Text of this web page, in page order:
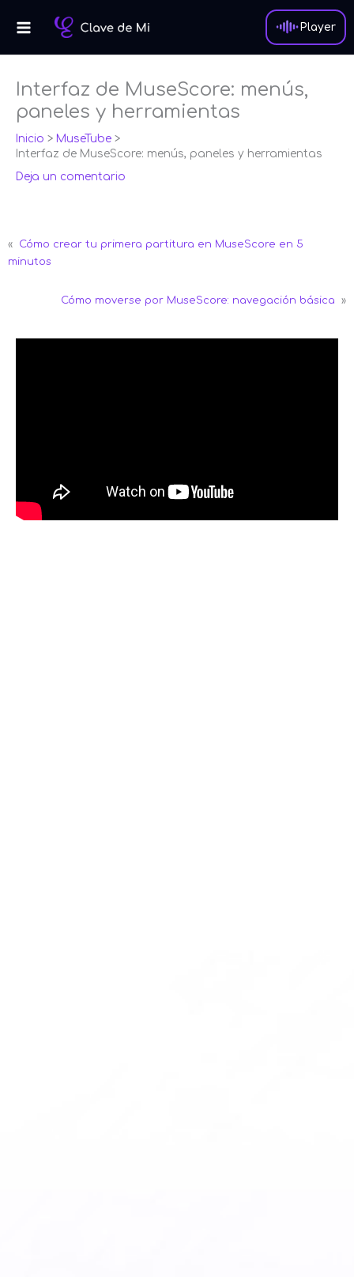
Player
Interfaz de MuseScore: menús,
paneles y herramientas
Inicio
MuseTube
Interfaz de MuseScore: menús, paneles y herramientas
Deja un comentario
«
Cómo crear tu primera partitura en MuseScore en 5
minutos
Cómo moverse por MuseScore: navegación básica »